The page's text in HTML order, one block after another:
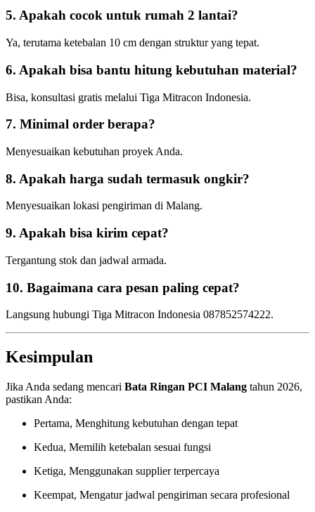
5. Apakah cocok untuk rumah 2 lantai?
Ya, terutama ketebalan 10 cm dengan struktur yang tepat.
6. Apakah bisa bantu hitung kebutuhan material?
Bisa, konsultasi gratis melalui Tiga Mitracon Indonesia.
7. Minimal order berapa?
Menyesuaikan kebutuhan proyek Anda.
8. Apakah harga sudah termasuk ongkir?
Menyesuaikan lokasi pengiriman di Malang.
9. Apakah bisa kirim cepat?
Tergantung stok dan jadwal armada.
10. Bagaimana cara pesan paling cepat?
Langsung hubungi Tiga Mitracon Indonesia 087852574222.
Kesimpulan
Jika Anda sedang mencari Bata Ringan PCI Malang tahun 2026,
pastikan Anda:
Pertama, Menghitung kebutuhan dengan tepat
Kedua, Memilih ketebalan sesuai fungsi
Ketiga, Menggunakan supplier terpercaya
Keempat, Mengatur jadwal pengiriman secara profesional